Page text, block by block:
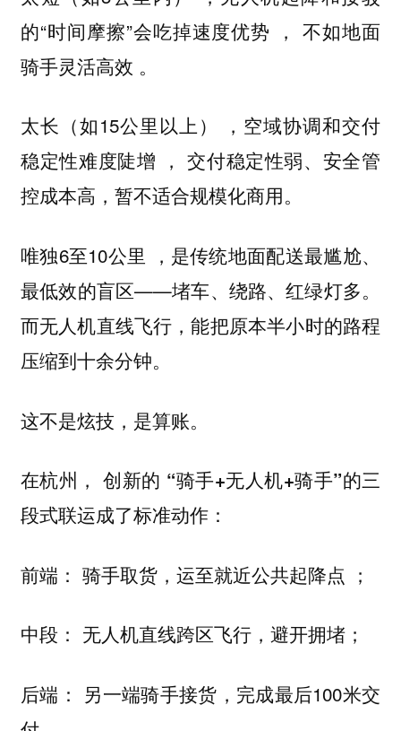
的“时间摩擦”会吃掉速度优势 ， 不如地面
骑手灵活高效 。
太长（如15公里以上） ，空域协调和交付
稳定性难度陡增 ， 交付稳定性弱、安全管
控成本高，暂不适合规模化商用。
唯独6至10公里 ，是传统地面配送最尴尬、
最低效的盲区——堵车、绕路、红绿灯多。
而无人机直线飞行，能把原本半小时的路程
压缩到十余分钟。
这不是炫技，是算账。
在杭州， 创新的 “骑手+无人机+骑手”的三
段式联运成了标准动作：
前端 ： 骑手取货，运至就近公共起降点 ；
中段： 无人机直线跨区飞行，避开拥堵；
后端 ： 另一端骑手接货，完成最后100米交